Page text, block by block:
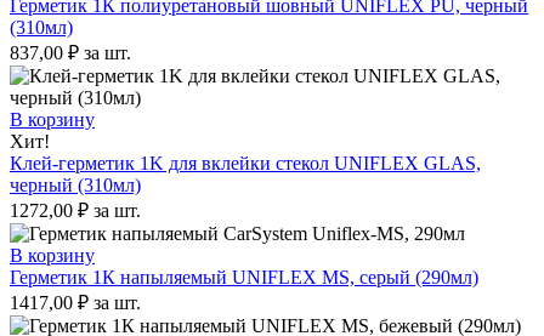
Герметик 1К полиуретановый шовный UNIFLEX PU, черный
(310мл)
837,00 ₽ за шт.
В корзину
Хит!
Клей-герметик 1K для вклейки стекол UNIFLEX GLAS,
черный (310мл)
1272,00 ₽ за шт.
В корзину
Герметик 1К напыляемый UNIFLEX MS, серый (290мл)
1417,00 ₽ за шт.